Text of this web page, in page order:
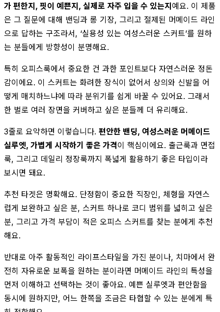
가 편한지, 핏이 예쁜지, 실제로 자주 입을 수 있는지예요. 이 제품
은 그 질문에 대해 밴딩과 롱 기장, 그리고 절제된 머메이드 라인
으로 답하는 구조라서, ‘실용성 있는 여성스러운 스커트’를 원하
는 분들에게 방향성이 분명해요.
특히 오피스룩에서 중요한 건 과한 포인트보다 자연스러운 정돈
감이에요. 이 스커트는 화려한 장식이 없어서 상의와 신발을 어
떻게 매치하느냐에 따라 분위기를 쉽게 바꿀 수 있어요. 그래서
한 벌로 여러 장면을 커버하고 싶은 분들께 더 유리해요.
3줄로 요약하면 이렇습니다. 편안한 밴딩, 여성스러운 머메이드
실루엣, 가볍게 시작하기 좋은 가격이 핵심이에요. 출근룩과 면접
룩, 그리고 데일리 정장룩까지 폭넓게 활용하기 좋은 타입이라
보시면 돼요.
추천 타겟은 명확해요. 단정함이 중요한 직장인, 체형을 자연스
럽게 보완하고 싶은 분, 스커트 하나로 코디 범위를 넓히고 싶은
분, 그리고 가격 부담이 적은 오피스 스커트를 찾는 분에게 추천
해요.
반대로 아주 활동적인 라이프스타일을 가진 분이나, 치마에서 완
전히 자유로운 보폭을 원하는 분이라면 머메이드 라인의 특성을
먼저 이해하고 선택하는 것이 좋아요. 예쁜 실루엣과 편안함을
동시에 원하지만, 어느 한쪽을 조금은 타협할 수 있는 분에게 특